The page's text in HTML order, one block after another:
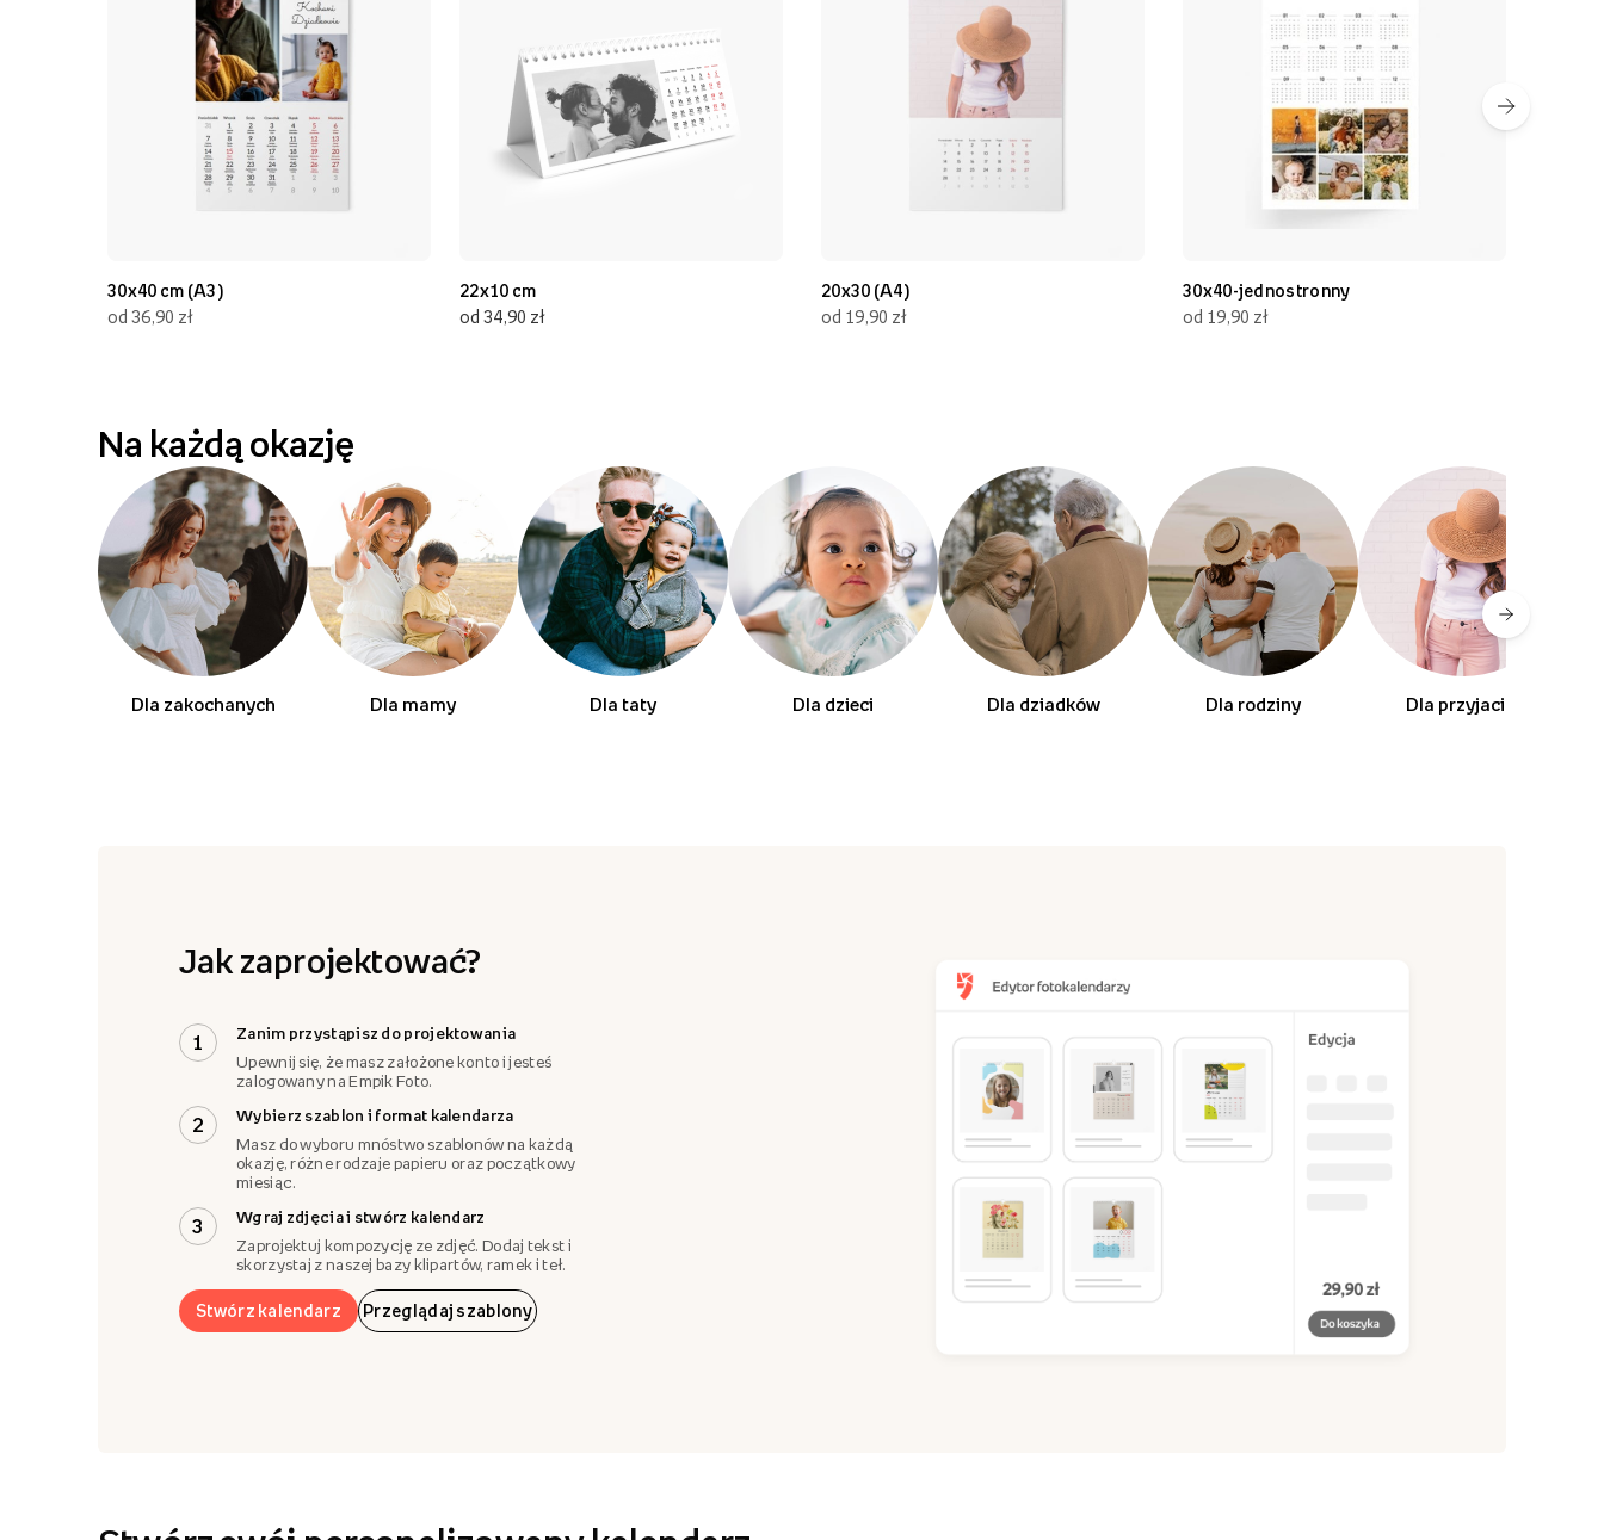
30x40 cm (A3)
od 36,90 zł
22x10 cm
od 34,90 zł
20x30 (A4)
od 19,90 zł
30x40-jednostronny
od 19,90 zł
Na każdą okazję
Dla zakochanych Dla mamy Dla taty Dla dzieci Dla dziadków Dla rodziny Dla przyjaciól
Jak zaprojektować?
1
Zanim przystąpisz do projektowania
Upewnij się, że masz założone konto i jesteś
zalogowany na Empik Foto.
2
Wybierz szablon i format kalendarza
Masz do wyboru mnóstwo szablonów na każdą
okazję, różne rodzaje papieru oraz początkowy
miesiąc.
3
Wgraj zdjęcia i stwórz kalendarz
Zaprojektuj kompozycję ze zdjęć. Dodaj tekst i
skorzystaj z naszej bazy klipartów, ramek i teł.
Stwórz kalendarz Przeglądaj szablony